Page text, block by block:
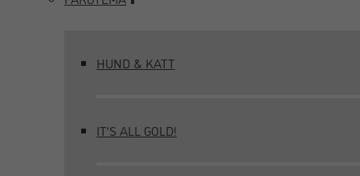
HUND & KATT
IT’S ALL GOLD!